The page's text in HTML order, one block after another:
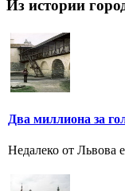
Из истории
Два миллиона за
Недалеко от Львова